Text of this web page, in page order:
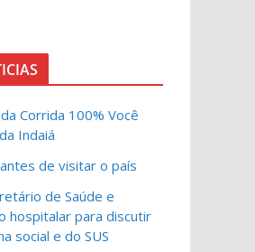
Corrida 100% Você
Indaiá
de visitar o país
de Saúde e
hospitalar para discutir
social e do SUS